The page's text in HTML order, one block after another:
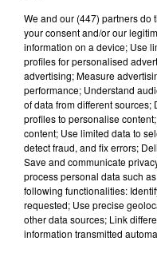
Lecture (4 min
100%
100% Radio les infos
We and our (447) partnersdo
your consent and/or our
information on a device; Use
profiles for personalised
advertising; Measure
performance; Understand
of data from different
profiles to personalise
content; Use limited data to
detect fraud, and fix errors;
Save and communicate
process personal data such
following functionalities:
requested; Use precise
other data sources; Link
information transmitted